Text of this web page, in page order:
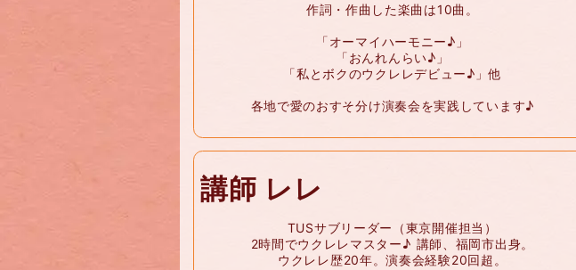
作詞・作曲した楽曲は10曲。
「オーマイハーモニー♪」
「おんれんらい♪」
「私とボクのウクレレデビュー♪」他
各地で愛のおすそ分け演奏会を実践しています♪
講師 レレ
TUSサブリーダー（東京開催担当）
2時間でウクレレマスター♪ 講師、福岡市出身。
ウクレレ歴20年。演奏会経験20回超。